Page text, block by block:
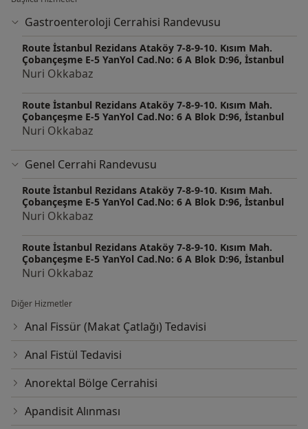
Gastroenteroloji Cerrahisi Randevusu
Route İstanbul Rezidans Ataköy 7-8-9-10. Kısım Mah.
Çobançeşme E-5 YanYol Cad.No: 6 A Blok D:96, İstanbul
Nuri Okkabaz
Route İstanbul Rezidans Ataköy 7-8-9-10. Kısım Mah.
Çobançeşme E-5 YanYol Cad.No: 6 A Blok D:96, İstanbul
Nuri Okkabaz
Genel Cerrahi Randevusu
Route İstanbul Rezidans Ataköy 7-8-9-10. Kısım Mah.
Çobançeşme E-5 YanYol Cad.No: 6 A Blok D:96, İstanbul
Nuri Okkabaz
Route İstanbul Rezidans Ataköy 7-8-9-10. Kısım Mah.
Çobançeşme E-5 YanYol Cad.No: 6 A Blok D:96, İstanbul
Nuri Okkabaz
Diğer Hizmetler
Anal Fissür (Makat Çatlağı) Tedavisi
Anal Fistül Tedavisi
Anorektal Bölge Cerrahisi
Apandisit Alınması